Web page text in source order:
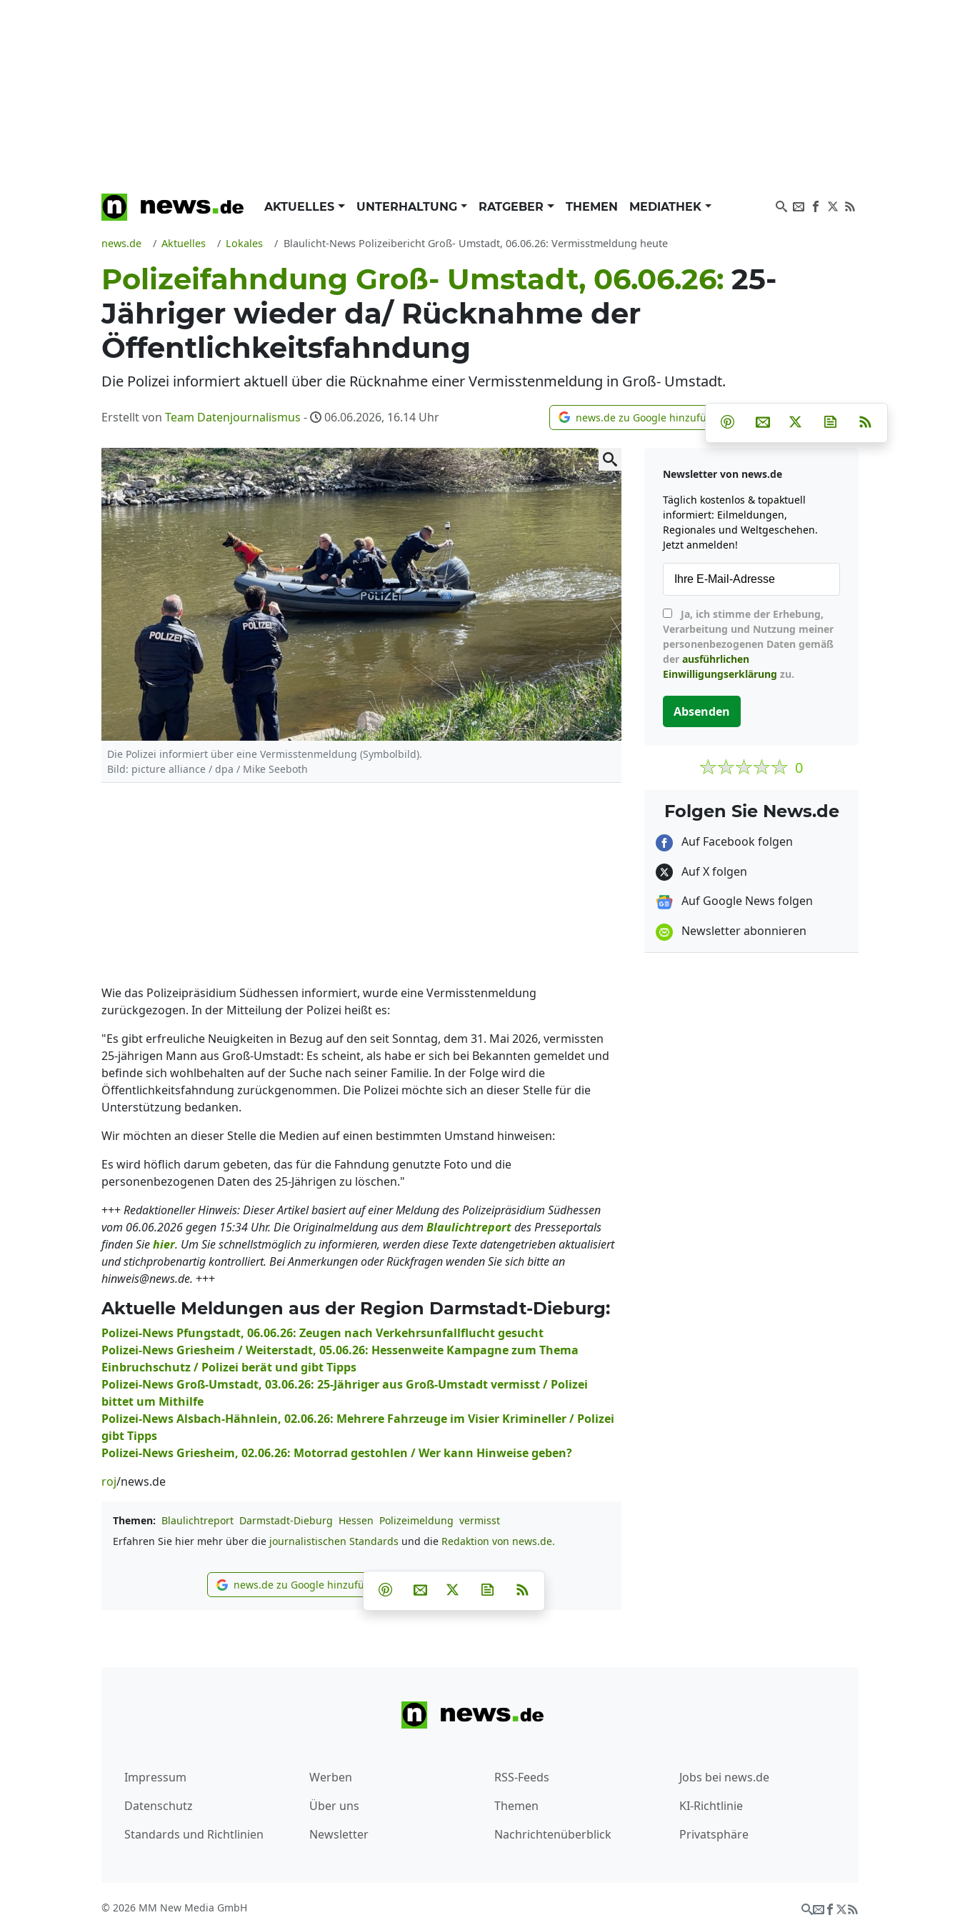
AKTUELLES UNTERHALTUNG RATGEBER THEMEN MEDIATHEK
news.de Aktuelles Lokales Blaulicht-News Polizeibericht Groß- Umstadt, 06.06.26: Vermisstmeldung heute
Polizeifahndung Groß- Umstadt, 06.06.26: 25-
Jähriger wieder da/ Rücknahme der
Öffentlichkeitsfahndung
Die Polizei informiert aktuell über die Rücknahme einer Vermisstenmeldung in Groß- Umstadt.
Erstellt von Team Datenjournalismus - 06.06.2026, 16.14 Uhr news.de zu Google hinzufügen
news.de zu Google hinzufügen Teilen auf Facebook
Teilen auf Whatsapp
Teilen auf Telegram
Teilen auf Pinterest
Per E-Mail teilen
Post auf XNewsletter
Die Polizei informiert über eine Vermisstenmeldung (Symbolbild).
Bild: picture alliance / dpa / Mike Seeboth
Wie das Polizeipräsidium Südhessen informiert, wurde eine Vermisstenmeldung
zurückgezogen. In der Mitteilung der Polizei heißt es:
"Es gibt erfreuliche Neuigkeiten in Bezug auf den seit Sonntag, dem 31. Mai 2026, vermissten
25-jährigen Mann aus Groß-Umstadt: Es scheint, als habe er sich bei Bekannten gemeldet und
befinde sich wohlbehalten auf der Suche nach seiner Familie. In der Folge wird die
Öffentlichkeitsfahndung zurückgenommen. Die Polizei möchte sich an dieser Stelle für die
Unterstützung bedanken.
Wir möchten an dieser Stelle die Medien auf einen bestimmten Umstand hinweisen:
Es wird höflich darum gebeten, das für die Fahndung genutzte Foto und die
personenbezogenen Daten des 25-Jährigen zu löschen."
+++Redaktioneller Hinweis: Dieser Artikel basiert auf einer Meldung des Polizeipräsidium Südhessen
vom 06.06.2026 gegen 15:34 Uhr. Die Originalmeldung aus dem Blaulichtreportdes Presseportals
finden Siehier. Um Sie schnellstmöglich zu informieren, werden diese Texte datengetrieben aktualisiert
und stichprobenartig kontrolliert. Bei Anmerkungen oder Rückfragen wenden Sie sich bitte an
hinweis@news.de. +++
Aktuelle Meldungen aus der Region Darmstadt-Dieburg:
Polizei-News Pfungstadt, 06.06.26: Zeugen nach Verkehrsunfallflucht gesucht
Polizei-News Griesheim / Weiterstadt, 05.06.26: Hessenweite Kampagne zum Thema
Einbruchschutz / Polizei berät und gibt Tipps
Polizei-News Groß-Umstadt, 03.06.26: 25-Jähriger aus Groß-Umstadt vermisst / Polizei
bittet um Mithilfe
Polizei-News Alsbach-Hähnlein, 02.06.26: Mehrere Fahrzeuge im Visier Krimineller / Polizei
gibt Tipps
Polizei-News Griesheim, 02.06.26: Motorrad gestohlen / Wer kann Hinweise geben?
roj/news.de
Themen: Blaulichtreport Darmstadt-Dieburg Hessen Polizeimeldung vermisst
Erfahren Sie hier mehr über die journalistischen Standards und die Redaktion von news.de.
news.de zu Google hinzufügen
news.de zu Google hinzufügen Teilen auf Facebook
Teilen auf Whatsapp
Teilen auf Telegram
Teilen auf Pinterest
Per E-Mail teilen
Post auf XNewsletter abonnieren
Newsletter von news.de
Täglich kostenlos & topaktuell
informiert: Eilmeldungen,
Regionales und Weltgeschehen.
Jetzt anmelden!
Verarbeitung und Nutzung meiner
personenbezogenen Daten gemäß
der ausführlichen
Einwilligungserklärung zu.
Absenden
0
Folgen Sie News.de
Auf Facebook folgen
Auf X folgen
Auf Google News folgen
Newsletter abonnieren
Impressum
Datenschutz
Standards und Richtlinien
Werben
Über uns
Newsletter
RSS-Feeds
Themen
Nachrichtenüberblick
Jobs bei news.de
KI-Richtlinie
Privatsphäre
© 2026 MM New Media GmbH